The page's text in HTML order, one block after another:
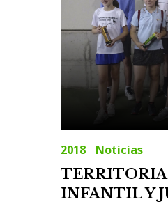
2018 Noticias
INFANTIL Y